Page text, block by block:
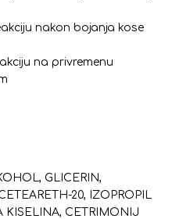
nakon bojanja kose
na privremenu
GLICERIN,
20, IZOPROPIL
KISELINA, CETRIMONIJ